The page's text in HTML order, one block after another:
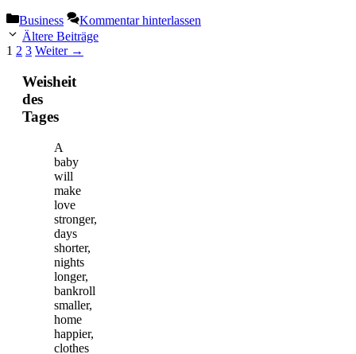
Kategorien
Business
Kommentar hinterlassen
Ältere Beiträge
Seite
1 Seite
2 Seite
3 Weiter →
Weisheit
des
Tages
A
baby
will
make
love
stronger,
days
shorter,
nights
longer,
bankroll
smaller,
home
happier,
clothes